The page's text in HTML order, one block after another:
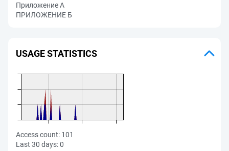
Приложение А
ПРИЛОЖЕНИЕ Б
USAGE STATISTICS
Access count: 101
Last 30 days:0